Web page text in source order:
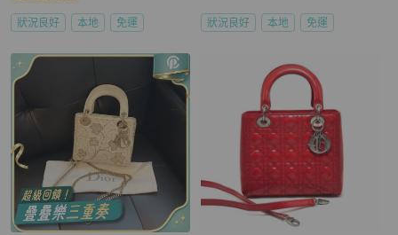
狀況良好 本地 免運 狀況良好 本地 免運